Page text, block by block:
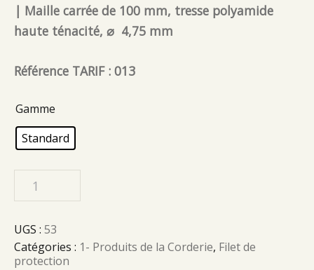
| Maille carrée de 100 mm, tresse polyamide
haute ténacité, ⌀ 4,75 mm
Référence TARIF : 013
Gamme
Standard
UGS : 53
Catégories : 1- Produits de la Corderie, Filet de
protection